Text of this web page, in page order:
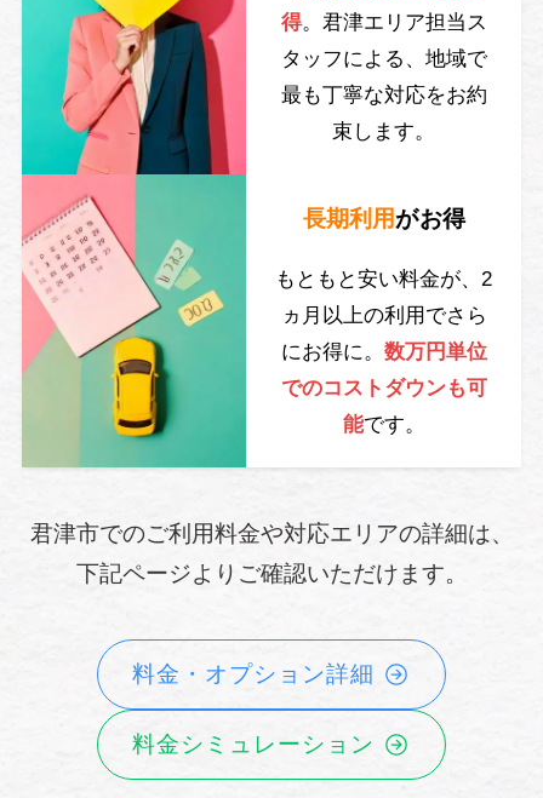
得。君津エリア担当ス
タッフによる、地域で
最も丁寧な対応をお約
束します。
長期利用がお得
もともと安い料金が、2
ヵ月以上の利用でさら
にお得に。 数万円単位
でのコストダウンも可
能です。
君津市でのご利用料金や対応エリアの詳細は、
下記ページよりご確認いただけます。
料金・オプション詳細
料金シミュレーション